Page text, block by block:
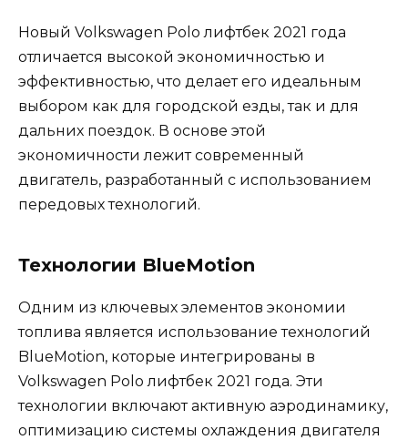
Новый Volkswagen Polo лифтбек 2021 года
отличается высокой экономичностью и
эффективностью, что делает его идеальным
выбором как для городской езды, так и для
дальних поездок. В основе этой
экономичности лежит современный
двигатель, разработанный с использованием
передовых технологий.
Технологии BlueMotion
Одним из ключевых элементов экономии
топлива является использование технологий
BlueMotion, которые интегрированы в
Volkswagen Polo лифтбек 2021 года. Эти
технологии включают активную аэродинамику,
оптимизацию системы охлаждения двигателя